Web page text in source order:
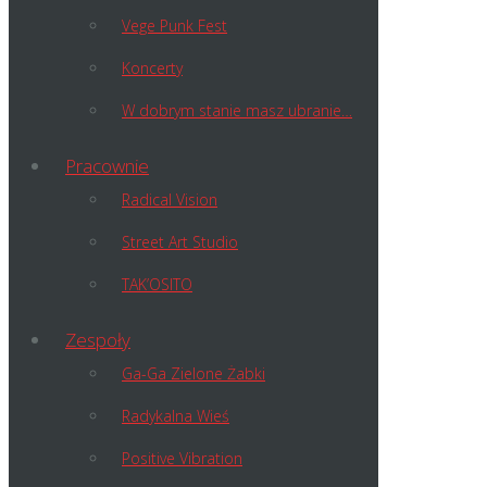
Vege Punk Fest
Koncerty
W dobrym stanie masz ubranie…
Pracownie
Radical Vision
Street Art Studio
TAK’OSITO
Zespoły
Ga-Ga Zielone Żabki
Radykalna Wieś
Positive Vibration